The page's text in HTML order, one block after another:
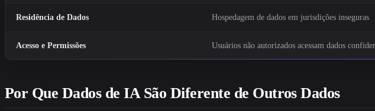
Residência de Dados Hospedagem de dados em jurisdições inseguras
Acesso e Permissões Usuários não autorizados acessam dados
Por Que Dados de IA São Diferente de Outros Dados